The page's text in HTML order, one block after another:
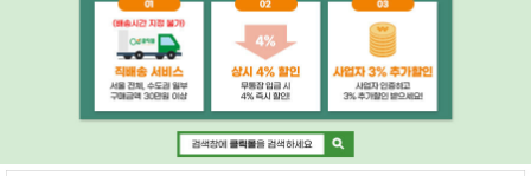
페이코 ID로 페